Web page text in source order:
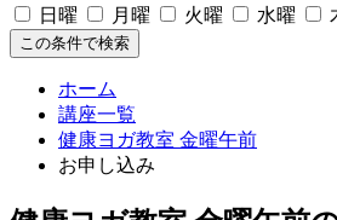
日曜
月曜 火曜 水曜
この条件で検索
ホーム
講座一覧
健康ヨガ教室 金曜午前
お申し込み